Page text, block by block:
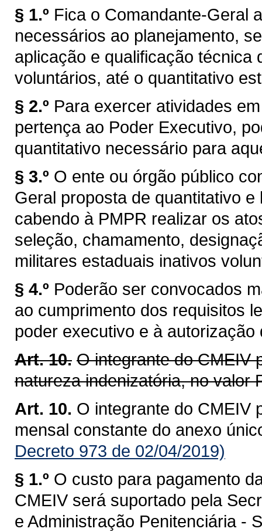
§ 1.º Fica o Comandante-Geral
necessários ao planejamento,
aplicação e qualificação técnica
voluntários, até o quantitativo
§ 2.º Para exercer atividades
pertença ao Poder Executivo,
quantitativo necessário para
§ 3.º O ente ou órgão público
Geral proposta de quantitativo
cabendo à PMPR realizar os
seleção, chamamento,
militares estaduais inativos
§ 4.º Poderão ser convocados
ao cumprimento dos requisitos
poder executivo e à
Art. 10. O integrante do CMEIV
natureza indenizatória, no valor
Art. 10. O integrante do CMEIV
mensal constante do anexo
Decreto 973 de 02/04/2019)
§ 1.º O custo para pagamento
CMEIV será suportado pela
e Administração Penitenciária -